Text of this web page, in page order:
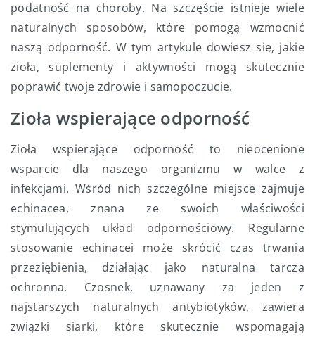
podatność na choroby. Na szczęście istnieje wiele
naturalnych sposobów, które pomogą wzmocnić
naszą odporność. W tym artykule dowiesz się, jakie
zioła, suplementy i aktywności mogą skutecznie
poprawić twoje zdrowie i samopoczucie.
Zioła wspierające odporność
Zioła wspierające odporność to nieocenione
wsparcie dla naszego organizmu w walce z
infekcjami. Wśród nich szczególne miejsce zajmuje
echinacea, znana ze swoich właściwości
stymulujących układ odpornościowy. Regularne
stosowanie echinacei może skrócić czas trwania
przeziębienia, działając jako naturalna tarcza
ochronna. Czosnek, uznawany za jeden z
najstarszych naturalnych antybiotyków, zawiera
związki siarki, które skutecznie wspomagają